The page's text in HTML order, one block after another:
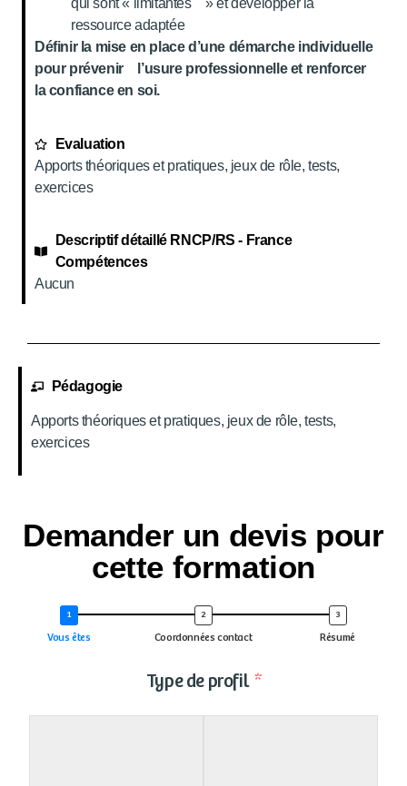
qui sont « limitantes » et développer la
ressource adaptée
Définir la mise en place d’une démarche individuelle
pour prévenir l’usure professionnelle et renforcer
la confiance en soi.
Evaluation
Apports théoriques et pratiques, jeux de rôle, tests,
exercices
Descriptif détaillé RNCP/RS - France
Compétences
Aucun
Pédagogie
Apports théoriques et pratiques, jeux de rôle, tests,
exercices
Demander un devis pour
cette formation
Vous êtes Coordonnées contact Résumé
Type de profil